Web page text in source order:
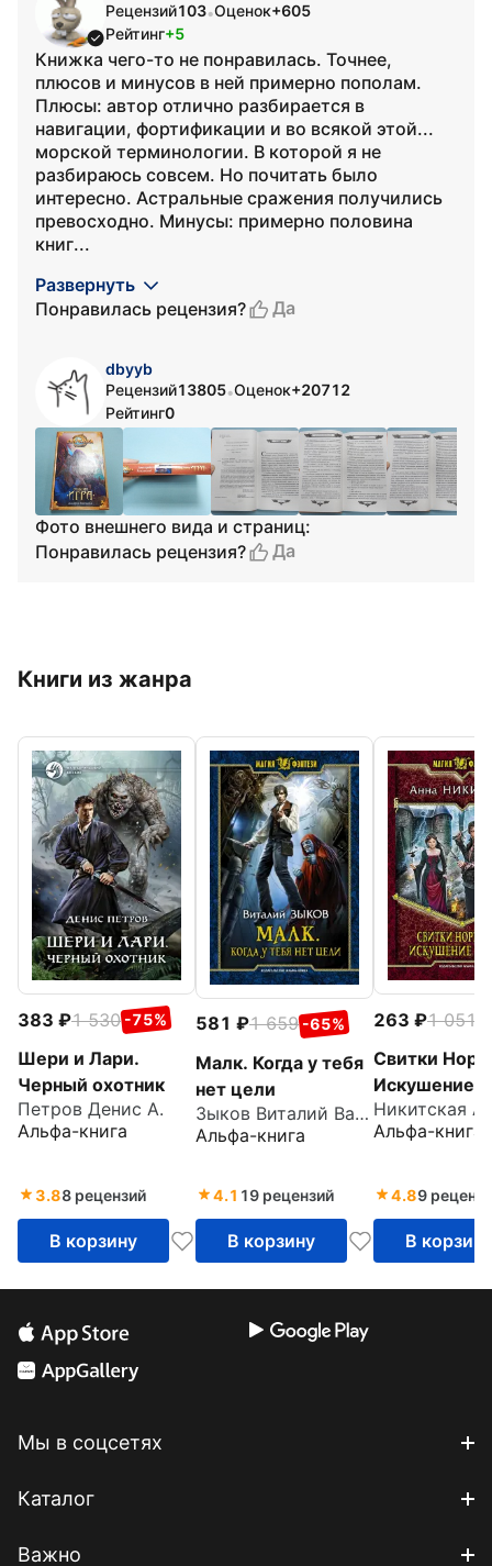
Рецензий103•Оценок+605
Рейтинг+5
Книжка чего-то не понравилась. Точнее,
плюсов и минусов в ней примерно пополам.
Плюсы: автор отлично разбирается в
навигации, фортификации и во всякой этой...
морской терминологии. В которой я не
разбираюсь совсем. Но почитать было
интересно. Астральные сражения получились
превосходно. Минусы: примерно половина
книг...
Развернуть
Понравилась рецензия?
Да
dbyyb
Рецензий13805•Оценок+20712
Рейтинг0
Фото внешнего вида и страниц:
Понравилась рецензия?
Да
Книги из жанра
383 1 530 -75%
Шери и Лари.
Черный охотник
Петров Денис А.
Альфа-книга
3.88 рецензий
В корзину
581 1 659 -65%
Малк. Когда у тебя
нет цели
Зыков Виталий Валерьевич
Альфа-книга
4.1 19 рецензий
В корзину
263 1 051
Свитки
Искушение
Альфа-книга
4.89
В корзину
Мы в соцсетях
Каталог
Важно